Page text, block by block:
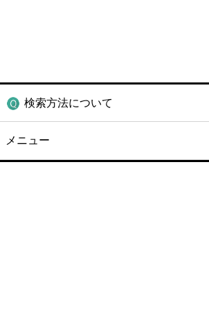
検索方法について
メニュー